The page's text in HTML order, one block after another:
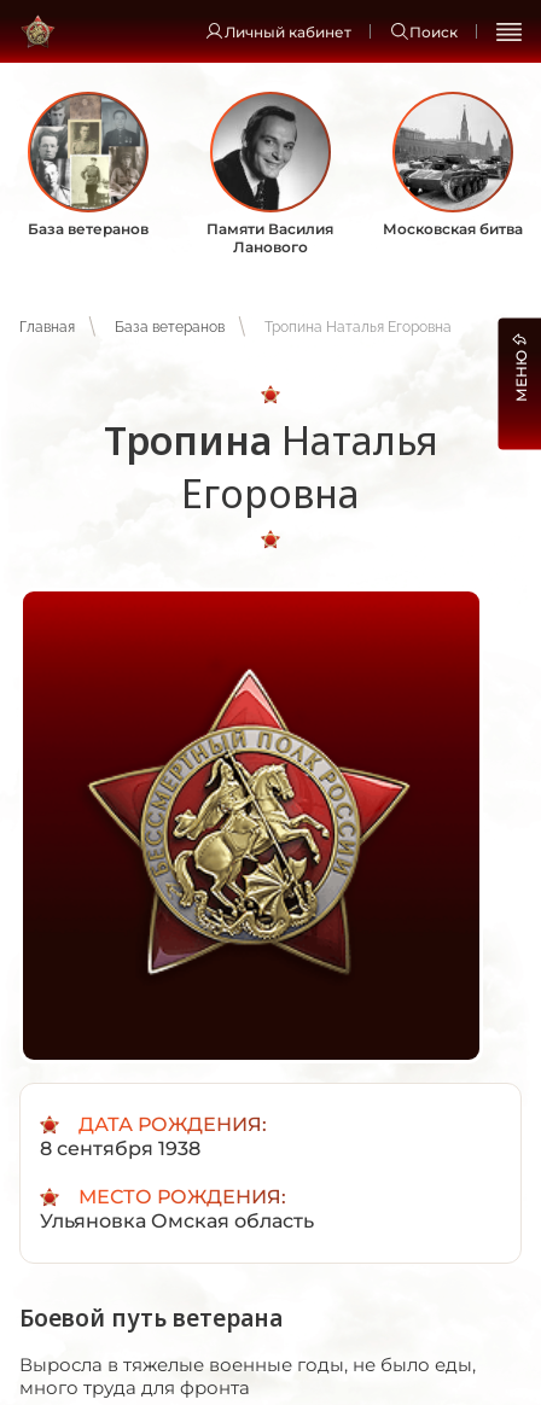
Личный кабинет Поиск
База ветеранов
Памяти Василия
Ланового
Московская битва
Главная База ветеранов Тропина Наталья Егоровна
Тропина Наталья
Егоровна
ДАТА РОЖДЕНИЯ:
8 сентября 1938
МЕСТО РОЖДЕНИЯ:
Ульяновка Омская область
Боевой путь ветерана
Выросла в тяжелые военные годы, не было еды,
много труда для фронта
МЕНЮ